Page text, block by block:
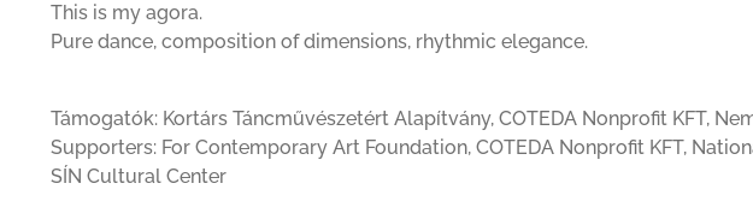
This is my agora.
Pure dance, composition of dimensions, rhythmic elegance.
Támogatók: Kortárs Táncművészetért Alapítvány, COTEDA Nonprofit KFT,
Supporters: For Contemporary Art Foundation, COTEDA Nonprofit KFT,
SÍN Cultural Center